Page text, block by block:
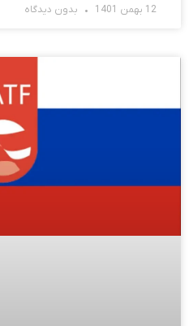
12 بهمن 1401 بدون دیدگاه